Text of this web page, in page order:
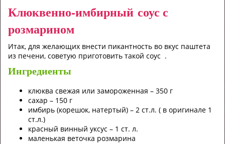
Клюквенно-имбирный соус с
розмарином
Итак, для желающих внести пикантность во вкус паштета
из печени, советую приготовить такой соус .
Ингредиенты
клюква свежая или замороженная – 350 г
сахар – 150 г
имбирь (корешок, натертый) – 2 ст.л. ( в оригинале 1
ст.л.)
красный винный уксус – 1 ст. л.
маленькая веточка розмарина